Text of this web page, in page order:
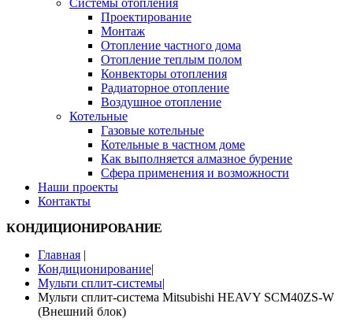
Системы отопления
Проектирование
Монтаж
Отопление частного дома
Отопление теплым полом
Конвекторы отопления
Радиаторное отопление
Воздушное отопление
Котельные
Газовые котельные
Котельные в частном доме
Как выполняется алмазное бурение
Сфера применения и возможности
Наши проекты
Контакты
КОНДИЦИОНИРОВАНИЕ
Главная |
Кондиционирование|
Мульти сплит-системы|
Мульти сплит-система Mitsubishi HEAVY SCM40ZS-W
(Внешний блок)